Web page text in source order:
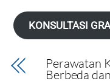
KONSULTASI
Perawatan
Berbeda